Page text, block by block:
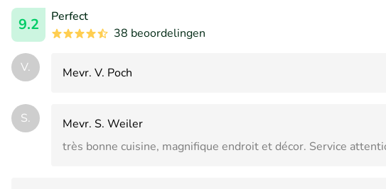
9.2
Perfect
38 beoordelingen
V. Mevr. V. Poch
S.
Mevr. S. Weiler
très bonne cuisine, magnifique endroit et décor. Service